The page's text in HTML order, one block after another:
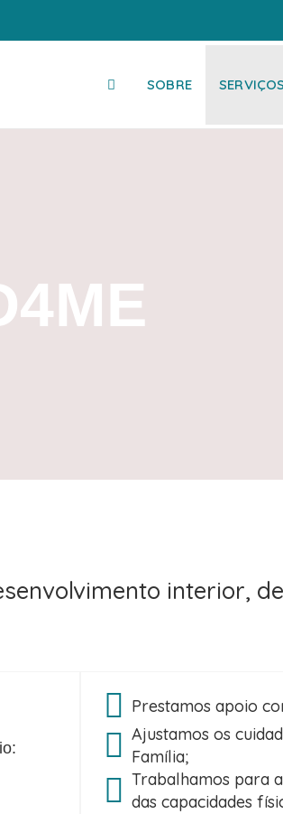
SOBRE SERVIÇOS
interior,
Prestamos apoio
Ajustamos os
Família;
Trabalhamos para
das capacidades